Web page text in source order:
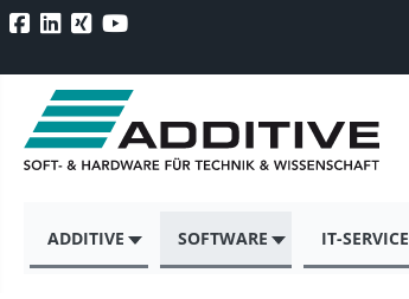
ADDITIVE SOFTWARE IT-SERVICE